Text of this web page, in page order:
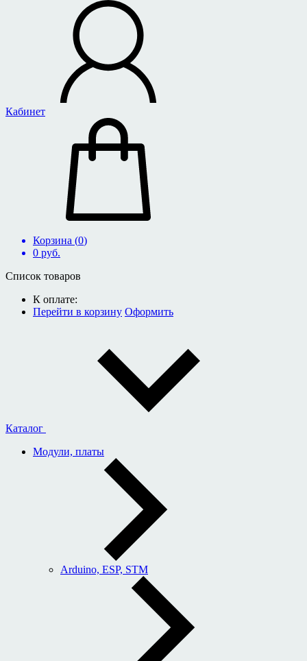
Кабинет
Корзина (0)
0 руб.
Список товаров
К оплате:
Перейти в корзину Оформить
Каталог
Модули, платы
Arduino, ESP, STM